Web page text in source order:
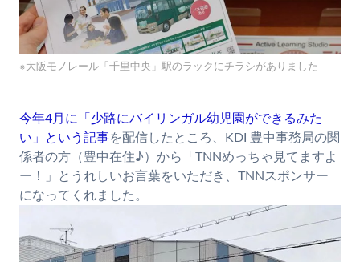
※大阪モノレール「千里中央」駅のラックにチラシがありました
今年4月に「少路にバイリンガル幼児園ができるみた
い」という記事を配信したところ、KDI 豊中事務局の関
係者の方（豊中在住♪）から「TNNめっちゃ見てますよ
ー！」とうれしいお言葉をいただき、TNNスポンサー
になってくれました。